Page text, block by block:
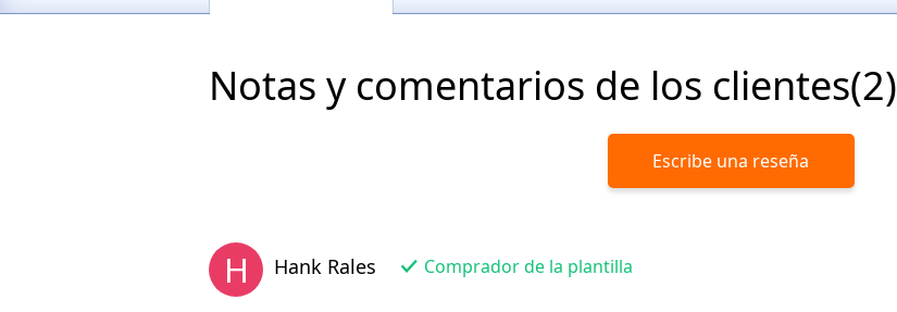
Notas y comentarios de los clientes(2)
Escribe una reseña
H Hank Rales Comprador de la plantilla